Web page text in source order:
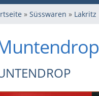
» Süsswaren » Lakritz